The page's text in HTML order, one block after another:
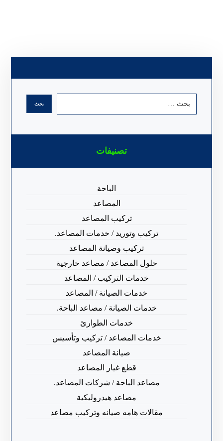
تصنيفات
الباحة
المصاعد
تركيب المصاعد
تركيب وتوريد / خدمات المصاعد.
تركيب وصيانة المصاعد
حلول المصاعد / مصاعد خارجية
خدمات التركيب / المصاعد
خدمات الصيانة / المصاعد
خدمات الصيانة / مصاعد الباحة.
خدمات الطوارئ
خدمات المصاعد / تركيب وتأسيس
صيانة المصاعد
قطع غيار المصاعد
مصاعد الباحة / شركات المصاعد.
مصاعد هيدروليكية
مقالات هامه صيانه وتركيب مصاعد